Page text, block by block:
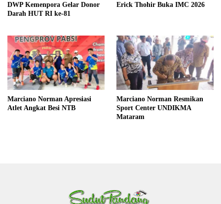
DWP Kemenpora Gelar Donor
Darah HUT RI ke-81
Erick Thohir Buka IMC 2026
Marciano Norman Apresiasi
Atlet Angkat Besi NTB
Marciano Norman Resmikan
Sport Center UNDIKMA
Mataram